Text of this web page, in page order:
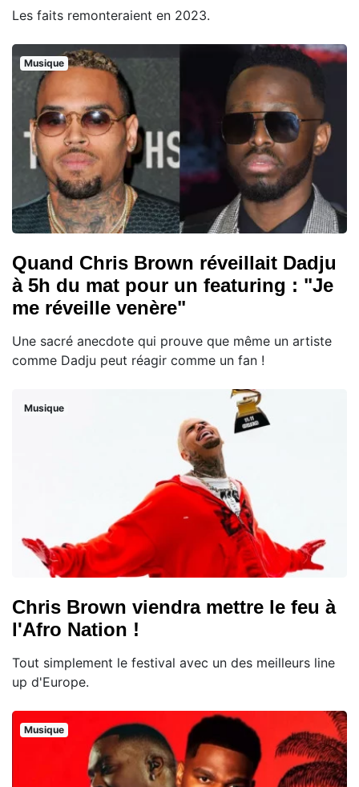
Les faits remonteraient en 2023.
Musique
Quand Chris Brown réveillait Dadju
à 5h du mat pour un featuring : "Je
me réveille venère"
Une sacré anecdote qui prouve que même un artiste
comme Dadju peut réagir comme un fan !
Musique
Chris Brown viendra mettre le feu à
l'Afro Nation !
Tout simplement le festival avec un des meilleurs line
up d'Europe.
Musique